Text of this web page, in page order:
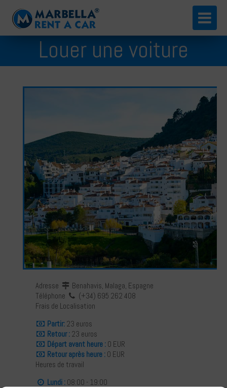
English
Русский
Français
Louer une voiture
Adresse
Benahavis, Malaga, Espagne
Téléphone
(+34) 695 262 408
Frais de Localisation
Partir: 23 euros
Retour : 23 euros
Départ avant heure : 0 EUR
Retour après heure : 0 EUR
Heures de travail
Lundi : 08:00 - 19:00